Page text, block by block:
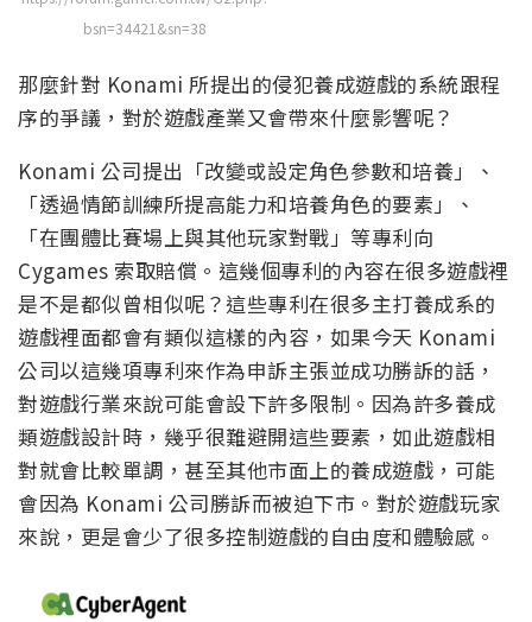
bsn=34421&sn=38
那麼針對 Konami 所提出的侵犯養成遊戲的系統跟程
序的爭議，對於遊戲產業又會帶來什麼影響呢？
Konami 公司提出「改變或設定角色參數和培養」、
「透過情節訓練所提高能力和培養角色的要素」、
「在團體比賽場上與其他玩家對戰」等專利向
Cygames 索取賠償。這幾個專利的內容在很多遊戲裡
是不是都似曾相似呢？這些專利在很多主打養成系的
遊戲裡面都會有類似這樣的內容，如果今天 Konami
公司以這幾項專利來作為申訴主張並成功勝訴的話，
對遊戲行業來說可能會設下許多限制。因為許多養成
類遊戲設計時，幾乎很難避開這些要素，如此遊戲相
對就會比較單調，甚至其他市面上的養成遊戲，可能
會因為 Konami 公司勝訴而被迫下市。對於遊戲玩家
來說，更是會少了很多控制遊戲的自由度和體驗感。